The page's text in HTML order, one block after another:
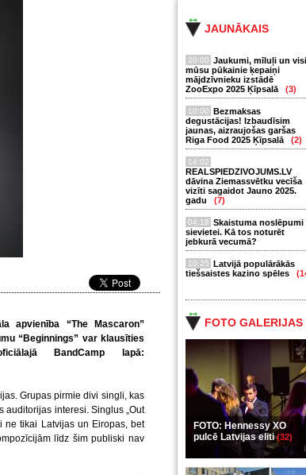
JAUNĀKAIS
20:00 Jaukumi, mīluļi un visi
mūsu pūkainie ķepaiņi
mājdzīvnieku izstādē
ZooExpo 2025 Ķīpsalā
(3)
10:00 Bezmaksas
degustācijas! Izbaudīsim
jaunas, aizraujošas garšas
Riga Food 2025 Ķīpsalā
(2)
14:02
REALSPIEDZIVOJUMS.LV
dāvina Ziemassvētku vecīša
vizīti sagaidot Jauno 2025.
gadu
(7)
04:18 Skaistuma noslēpumi
sievietei. Kā tos noturēt
jebkurā vecumā?
10:25 Latvijā populārākās
tiešsaistes kazino spēles
FOTO GALERIJAS
FOTO: Hennessy XO
pulcē Latvijas eliti(32)
apvienība “The Mascaron”
“Beginnings” var klausīties
BandCamp lapā:
Grupas pirmie divi singli, kas
interesi. Singlus „Out
ne tikai Latvijas un Eiropas, bet
līdz šim publiski nav